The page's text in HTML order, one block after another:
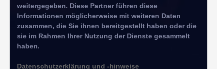
weitergegeben. Diese Partner führen diese
Informationen möglicherweise mit weiteren Daten
zusammen, die Sie ihnen bereitgestellt haben oder die
sie im Rahmen Ihrer Nutzung der Dienste gesammelt
haben.
Datenschutzerklärung und -hinweise